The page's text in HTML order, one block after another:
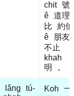
chit 號
ê 道理
比
約伯
ê
朋友
不止
khah
明
。
lâng
tú-
Koh
一